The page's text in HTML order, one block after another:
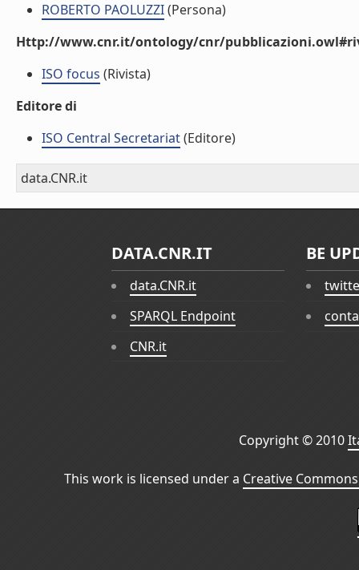
ROBERTO PAOLUZZI(Persona)
Http://www.cnr.it/ontology/cnr/
ISO focus (Rivista)
Editore di
ISO Central Secretariat(Editore)
data.CNR.it
DATA.CNR.IT
data.CNR.it
SPARQL Endpoint
CNR.it
BE
Copyright © 2010
This work is licensed under a Creative